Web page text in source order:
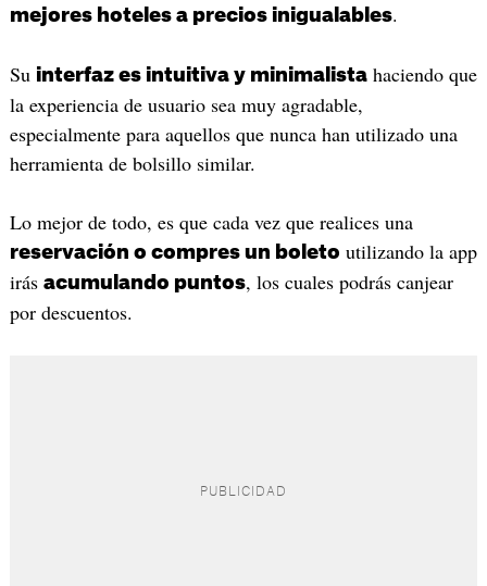
mejores hoteles a precios inigualables.
Su interfaz es intuitiva y minimalistahaciendo que
la experiencia de usuario sea muy agradable,
especialmente para aquellos que nunca han utilizado una
herramienta de bolsillo similar.
Lo mejor de todo, es que cada vez que realices una
reservación o compres un boleto utilizando la app
irás acumulando puntos, los cuales podrás canjear
por descuentos.